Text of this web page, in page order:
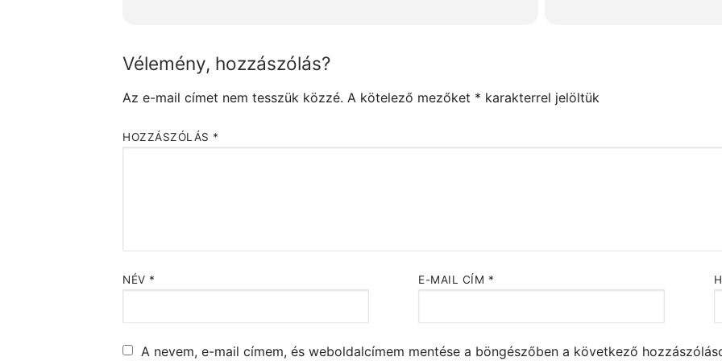
Vélemény, hozzászólás?
Az e-mail címet nem tesszük közzé. A kötelező mezőket * karakterrel jelöltük
HOZZÁSZÓLÁS *
NÉV * E-MAIL CÍM *
A nevem, e-mail címem, és weboldalcímem mentése a böngészőben a következő